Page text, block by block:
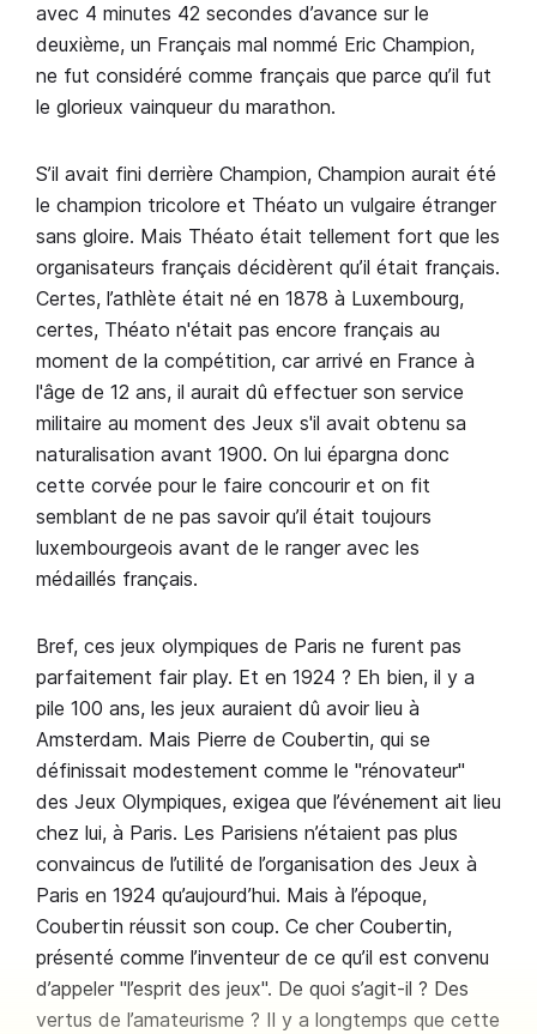
avec 4 minutes 42 secondes d’avance sur le
deuxième, un Français mal nommé Eric Champion,
ne fut considéré comme français que parce qu’il fut
le glorieux vainqueur du marathon.
S’il avait fini derrière Champion, Champion aurait été
le champion tricolore et Théato un vulgaire étranger
sans gloire. Mais Théato était tellement fort que les
organisateurs français décidèrent qu’il était français.
Certes, l’athlète était né en 1878 à Luxembourg,
certes, Théato n'était pas encore français au
moment de la compétition, car arrivé en France à
l'âge de 12 ans, il aurait dû effectuer son service
militaire au moment des Jeux s'il avait obtenu sa
naturalisation avant 1900. On lui épargna donc
cette corvée pour le faire concourir et on fit
semblant de ne pas savoir qu’il était toujours
luxembourgeois avant de le ranger avec les
médaillés français.
Bref, ces jeux olympiques de Paris ne furent pas
parfaitement fair play. Et en 1924 ? Eh bien, il y a
pile 100 ans, les jeux auraient dû avoir lieu à
Amsterdam. Mais Pierre de Coubertin, qui se
définissait modestement comme le "rénovateur"
des Jeux Olympiques, exigea que l’événement ait lieu
chez lui, à Paris. Les Parisiens n’étaient pas plus
convaincus de l’utilité de l’organisation des Jeux à
Paris en 1924 qu’aujourd’hui. Mais à l’époque,
Coubertin réussit son coup. Ce cher Coubertin,
présenté comme l’inventeur de ce qu’il est convenu
d’appeler "l’esprit des jeux". De quoi s’agit-il ? Des
vertus de l’amateurisme ? Il y a longtemps que cette